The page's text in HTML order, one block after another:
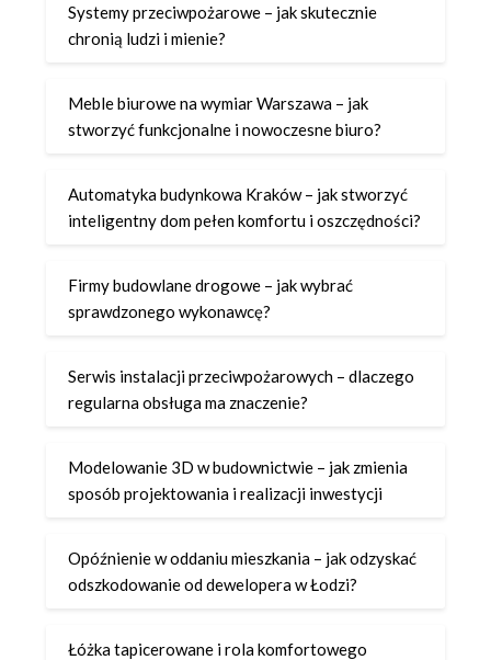
Systemy przeciwpożarowe – jak skutecznie
chronią ludzi i mienie?
Meble biurowe na wymiar Warszawa – jak
stworzyć funkcjonalne i nowoczesne biuro?
Automatyka budynkowa Kraków – jak stworzyć
inteligentny dom pełen komfortu i oszczędności?
Firmy budowlane drogowe – jak wybrać
sprawdzonego wykonawcę?
Serwis instalacji przeciwpożarowych – dlaczego
regularna obsługa ma znaczenie?
Modelowanie 3D w budownictwie – jak zmienia
sposób projektowania i realizacji inwestycji
Opóźnienie w oddaniu mieszkania – jak odzyskać
odszkodowanie od dewelopera w Łodzi?
Łóżka tapicerowane i rola komfortowego